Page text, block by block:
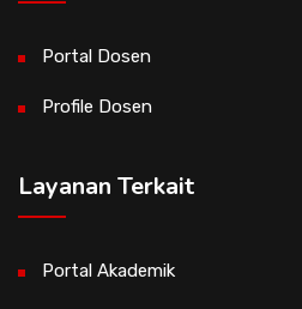
Portal Dosen
Profile Dosen
Layanan Terkait
Portal Akademik